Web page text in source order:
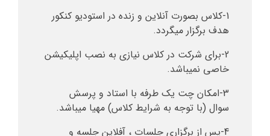
1-کلاس بصورت آنلاین و زنده در استودیو کنکور
هدف برگزار میگردد.
2-برای شرکت در کلاس نیازی به نصب اپلیکیشن
خاصی نمیباشد.
3-امکان چت یک طرفه با استاد و پرسش
سوال (با توجه به شرایط کلاس) مهیا میباشد.
4-پس از برگزاری جلسات ، آفلاین جلسه و